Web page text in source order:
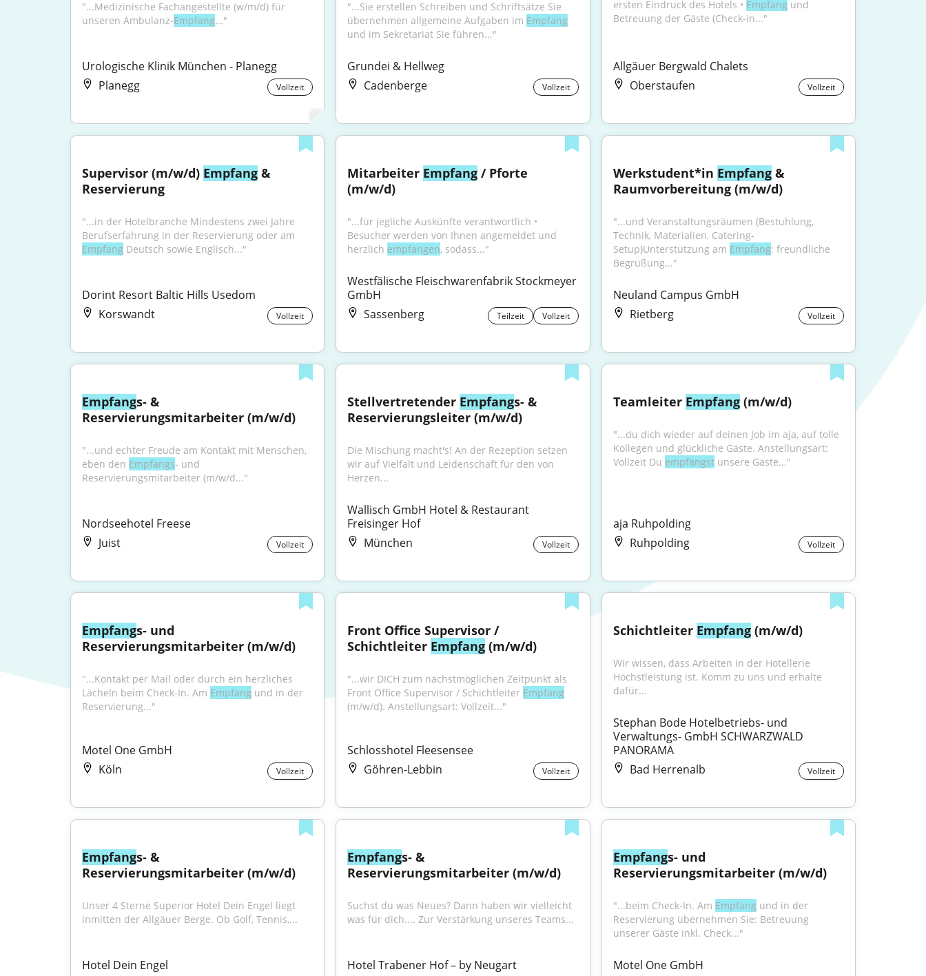
"...Medizinische Fachangestellte (w/m/d) für
unseren Ambulanz-Empfang..."
Urologische Klinik München - Planegg
Planegg
Vollzeit
"...Sie erstellen Schreiben und Schriftsätze Sie
übernehmen allgemeine Aufgaben im Empfang
und im Sekretariat Sie führen..."
Grundei & Hellweg
Cadenberge
Vollzeit
ersten Eindruck des Hotels • Empfang und
Betreuung der Gäste (Check-in..."
Allgäuer Bergwald Chalets
Oberstaufen
Vollzeit
Supervisor (m/w/d) Empfang &
Reservierung
"...in der Hotelbranche Mindestens zwei Jahre
Empfang Deutsch sowie Englisch..."
Dorint Resort Baltic Hills Usedom
Korswandt
Vollzeit
Mitarbeiter Empfang / Pforte
(m/w/d)
"...für jegliche Auskünfte verantwortlich •
Besucher werden von Ihnen angemeldet und
herzlich empfangen, sodass..."
Westfälische Fleischwarenfabrik Stockmeyer
GmbH
Sassenberg
Teilzeit Vollzeit
Werkstudent*in Empfang &
Raumvorbereitung (m/w/d)
"...und Veranstaltungsräumen (Bestuhlung,
Technik, Materialien, Catering-
Setup)Unterstützung am Empfang: freundliche
Begrüßung..."
Neuland Campus GmbH
Rietberg
Vollzeit
Empfangs- &
Reservierungsmitarbeiter (m/w/d)
"...und echter Freude am Kontakt mit Menschen,
eben den Empfangs- und
Reservierungsmitarbeiter (m/w/d..."
Nordseehotel Freese
Juist
Vollzeit
Stellvertretender Empfangs- &
Reservierungsleiter (m/w/d)
Die Mischung macht's! An der Rezeption setzen
wir auf Vielfalt und Leidenschaft für den von
Herzen...
Wallisch GmbH Hotel & Restaurant
Freisinger Hof
München
Vollzeit
Teamleiter Empfang (m/w/d)
"...du dich wieder auf deinen Job im aja, auf tolle
Kollegen und glückliche Gäste. Anstellungsart:
Vollzeit Du empfängst unsere Gäste..."
aja Ruhpolding
Ruhpolding
Vollzeit
Empfangs- und
Reservierungsmitarbeiter (m/w/d)
"...Kontakt per Mail oder durch ein herzliches
Lächeln beim Check-In. Am Empfang und in der
Reservierung..."
Motel One GmbH
Köln
Vollzeit
Front Office Supervisor /
Schichtleiter Empfang (m/w/d)
"...wir DICH zum nächstmöglichen Zeitpunkt als
Front Office Supervisor / Schichtleiter Empfang
(m/w/d). Anstellungsart: Vollzeit..."
Schlosshotel Fleesensee
Göhren-Lebbin
Vollzeit
Schichtleiter Empfang (m/w/d)
Wir wissen, dass Arbeiten in der Hotellerie
Höchstleistung ist. Komm zu uns und erhalte
dafür...
Stephan Bode Hotelbetriebs- und
Verwaltungs- GmbH SCHWARZWALD
PANORAMA
Bad Herrenalb
Vollzeit
Empfangs- &
Reservierungsmitarbeiter (m/w/d)
Unser 4 Sterne Superior Hotel Dein Engel liegt
inmitten der Allgäuer Berge. Ob Golf, Tennis,...
Hotel Dein Engel
Empfangs- &
Reservierungsmitarbeiter (m/w/d)
Suchst du was Neues? Dann haben wir vielleicht
was für dich.... Zur Verstärkung unseres Teams...
Hotel Trabener Hof – by Neugart
Empfangs- und
Reservierungsmitarbeiter (m/w/d)
"...beim Check-In. Am Empfang und in der
Reservierung übernehmen Sie: Betreuung
unserer Gäste inkl. Check..."
Motel One GmbH